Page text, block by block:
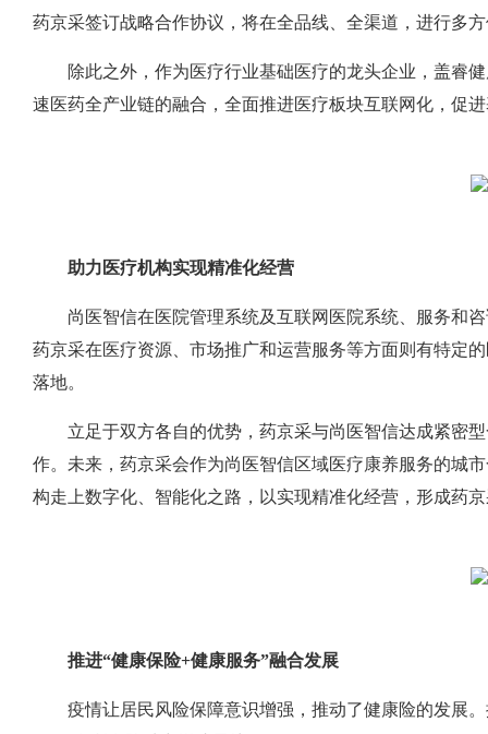
药京采签订战略合作协议，将在全品线、全渠道，进行多
除此之外，作为医疗行业基础医疗的龙头企业，盖睿
速医药全产业链的融合，全面推进医疗板块互联网化，促
助力医疗机构实现精准化经营
尚医智信在医院管理系统及互联网医院系统、服务和
药京采在医疗资源、市场推广和运营服务等方面则有特定
落地。
立足于双方各自的优势，药京采与尚医智信达成紧密
作。未来，药京采会作为尚医智信区域医疗康养服务的城
构走上数字化、智能化之路，以实现精准化经营，形成药
推进“健康保险+健康服务”融合发展
疫情让居民风险保障意识增强，推动了健康险的发展